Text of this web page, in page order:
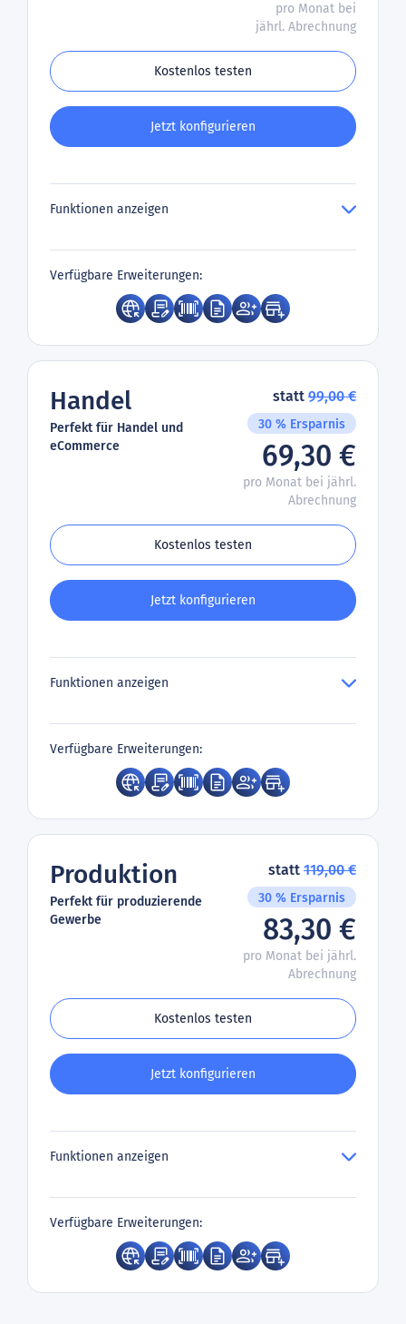
pro Monat bei
jährl. Abrechnung
Kostenlos testen
Jetzt konfigurieren
Funktionen anzeigen
Verfügbare Erweiterungen:
Handel
Perfekt für Handel und
eCommerce
statt 99,00 €
30 % Ersparnis
69,30 €
pro Monat bei jährl.
Abrechnung
Kostenlos testen
Jetzt konfigurieren
Funktionen anzeigen
Verfügbare Erweiterungen:
Produktion
Perfekt für produzierende
Gewerbe
statt 119,00 €
30 % Ersparnis
83,30 €
pro Monat bei jährl.
Abrechnung
Kostenlos testen
Jetzt konfigurieren
Funktionen anzeigen
Verfügbare Erweiterungen: